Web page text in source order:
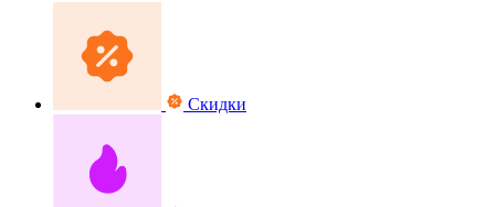
Скидки